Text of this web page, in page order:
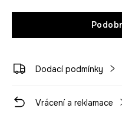
Dodací podmínky
Vrácení a reklamace